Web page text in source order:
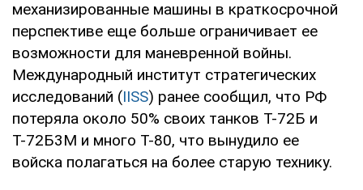
механизированные машины в краткосрочной
перспективе еще больше ограничивает ее
возможности для маневренной войны.
Международный институт стратегических
исследований (IISS) ранее сообщил, что РФ
потеряла около 50% своих танков Т-72Б и
Т-72Б3М и много Т-80, что вынудило ее
войска полагаться на более старую технику.